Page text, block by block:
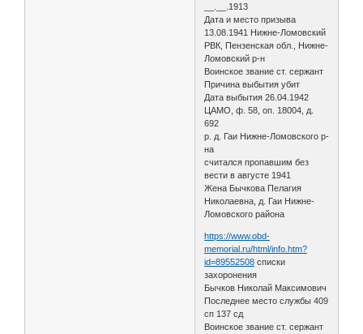
__.__.1913
Дата и место призыва
13.08.1941 Нижне-Ломовский
РВК, Пензенская обл., Нижне-
Ломовский р-н
Воинское звание ст. сержант
Причина выбытия убит
Дата выбытия 26.04.1942
ЦАМО, ф. 58, оп. 18004, д.
692
р. д. Гаи Нижне-Ломовского р-
на
считался пропавшим без
вести в августе 1941
Жена Бычкова Пелагия
Николаевна, д. Гаи Нижне-
Ломовского района
https://www.obd-
memorial.ru/html/info.htm?
id=89552508 списки
захоронения
Бычков Николай Максимович
Последнее место службы 409
сп 137 сд
Воинское звание ст. сержант